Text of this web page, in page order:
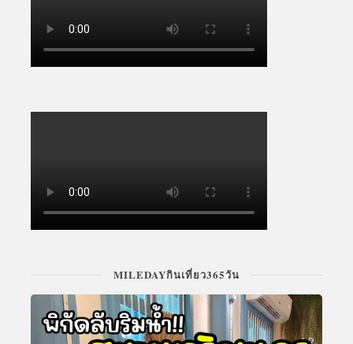
MILEDAYกินเที่ยว365วัน